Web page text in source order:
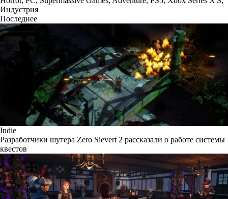
Индустрия
Последнее
Indie
Разработчики шутера Zero Sievert 2 рассказали о работе системы
квестов